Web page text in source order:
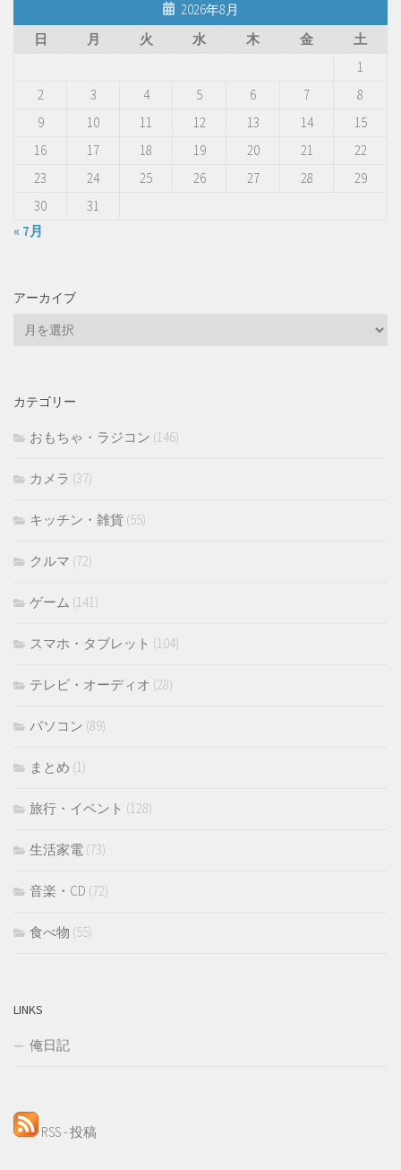
2026年8月
日
月 火 水 木 金
土
1
2
3 4 5 6 7
8
9
10 11 12 13 14
15
16
17 18 19 20 21
22
23
24 25 26 27 28
29
30
31
« 7月
アーカイブ
ブ
カテゴリー
おもちゃ・ラジコン (146)
カメラ (37)
キッチン・雑貨 (55)
クルマ (72)
ゲーム (141)
スマホ・タブレット (104)
テレビ・オーディオ (28)
パソコン (89)
まとめ (1)
旅行・イベント (128)
生活家電 (73)
音楽・CD (72)
食べ物 (55)
LINKS
俺日記
RSS - 投稿